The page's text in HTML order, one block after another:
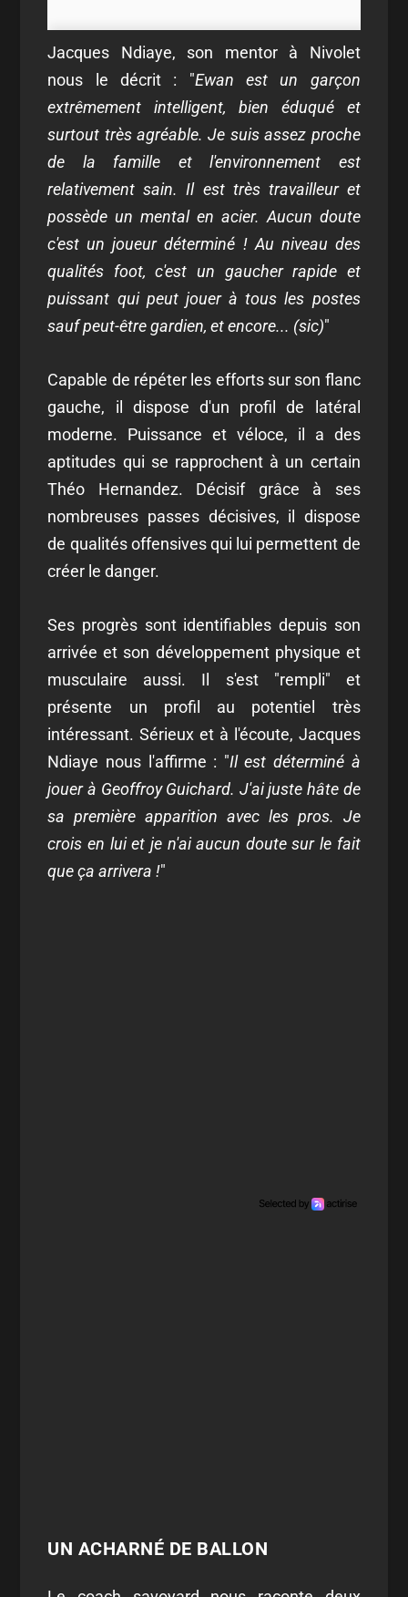
Jacques Ndiaye, son mentor à Nivolet
nous le décrit : "Ewan est un garçon
extrêmement intelligent, bien éduqué et
surtout très agréable. Je suis assez proche
de la famille et l'environnement est
relativement sain. Il est très travailleur et
possède un mental en acier. Aucun doute
c'est un joueur déterminé ! Au niveau des
qualités foot, c'est un gaucher rapide et
puissant qui peut jouer à tous les postes
sauf peut-être gardien, et encore... (sic)"
Capable de répéter les efforts sur son flanc
gauche, il dispose d'un profil de latéral
moderne. Puissance et véloce, il a des
aptitudes qui se rapprochent à un certain
Théo Hernandez. Décisif grâce à ses
nombreuses passes décisives, il dispose
de qualités offensives qui lui permettent de
créer le danger.
Ses progrès sont identifiables depuis son
arrivée et son développement physique et
musculaire aussi. Il s'est "rempli" et
présente un profil au potentiel très
intéressant. Sérieux et à l'écoute, Jacques
Ndiaye nous l'affirme : "Il est déterminé à
jouer à Geoffroy Guichard. J'ai juste hâte de
sa première apparition avec les pros. Je
crois en lui et je n'ai aucun doute sur le fait
que ça arrivera !"
UN ACHARNÉ DE BALLON